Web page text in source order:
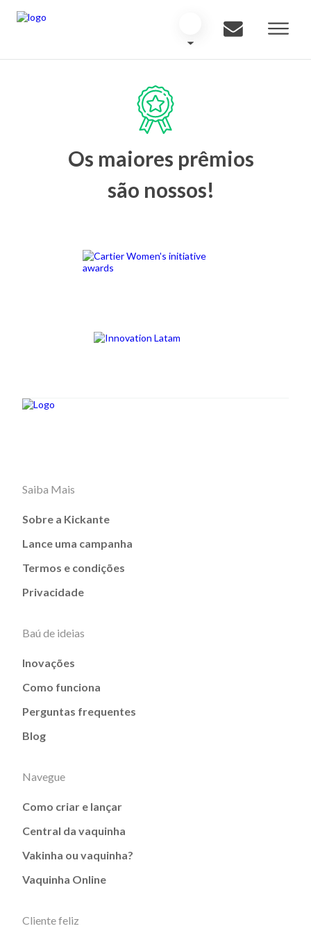
Os maiores prêmios
são nossos!
Saiba Mais
Sobre a Kickante
Lance uma campanha
Termos e condições
Privacidade
Baú de ideias
Inovações
Como funciona
Perguntas frequentes
Blog
Navegue
Como criar e lançar
Central da vaquinha
Vakinha ou vaquinha?
Vaquinha Online
Cliente feliz